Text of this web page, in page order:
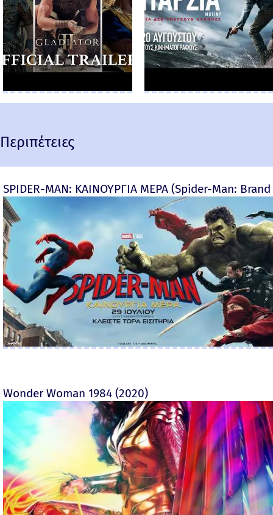
Περιπέτειες
SPIDER-MAN: ΚΑΙΝΟΥΡΓΙΑ ΜΕΡΑ (Spider-Man:
Wonder Woman 1984 (2020)